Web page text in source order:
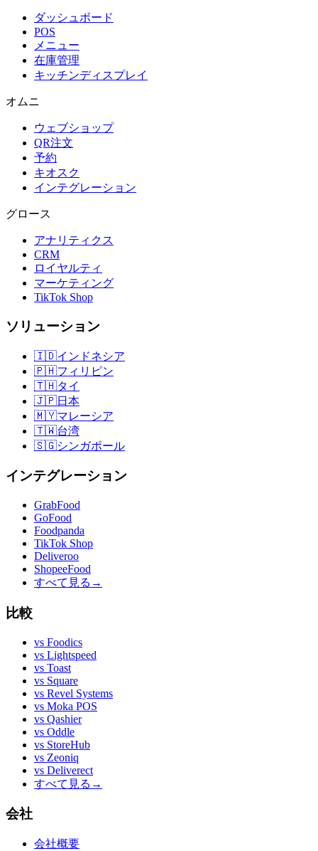
ダッシュボード
POS
メニュー
在庫管理
キッチンディスプレイ
オムニ
ウェブショップ
QR注文
予約
キオスク
インテグレーション
グロース
アナリティクス
CRM
ロイヤルティ
マーケティング
TikTok Shop
ソリューション
🇮🇩インドネシア
🇵🇭フィリピン
🇹🇭タイ
🇯🇵日本
🇲🇾マレーシア
🇹🇼台湾
🇸🇬シンガポール
インテグレーション
GrabFood
GoFood
Foodpanda
TikTok Shop
Deliveroo
ShopeeFood
すべて見る →
比較
vs Foodics
vs Lightspeed
vs Toast
vs Square
vs Revel Systems
vs Moka POS
vs Qashier
vs Oddle
vs StoreHub
vs Zeoniq
vs Deliverect
すべて見る →
会社
会社概要